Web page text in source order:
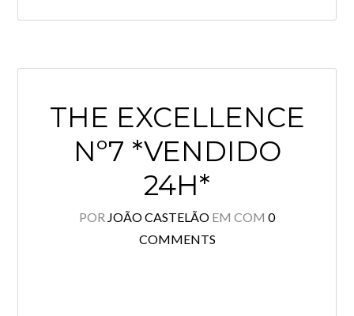
THE EXCELLENCE
Nº7 *VENDIDO
24H*
POR JOÃO CASTELÃO EM COM 0
COMMENTS